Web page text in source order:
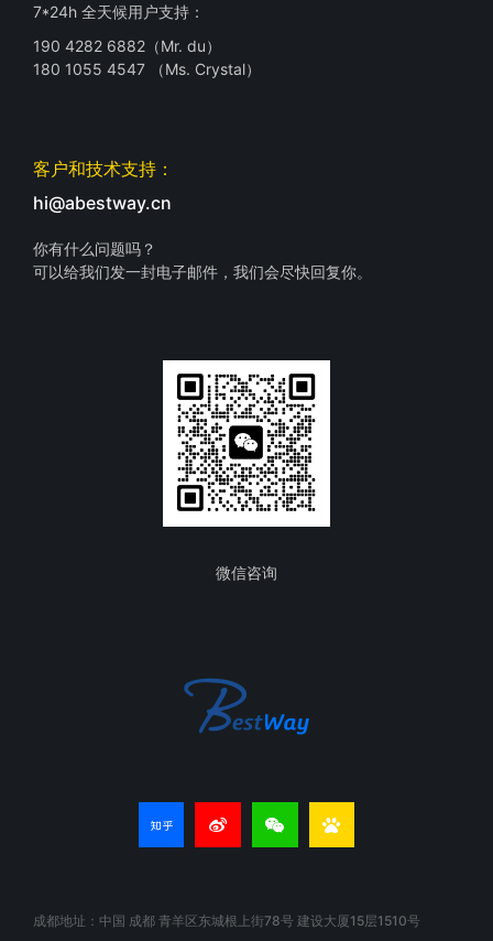
7*24h 全天候用户支持：
190 4282 6882（Mr. du）
180 1055 4547 （Ms. Crystal）
客户和技术支持：
hi@abestway.cn
你有什么问题吗？
可以给我们发一封电子邮件，我们会尽快回复你。
微信咨询
成都地址：中国 成都 青羊区东城根上街78号 建设大厦15层1510号